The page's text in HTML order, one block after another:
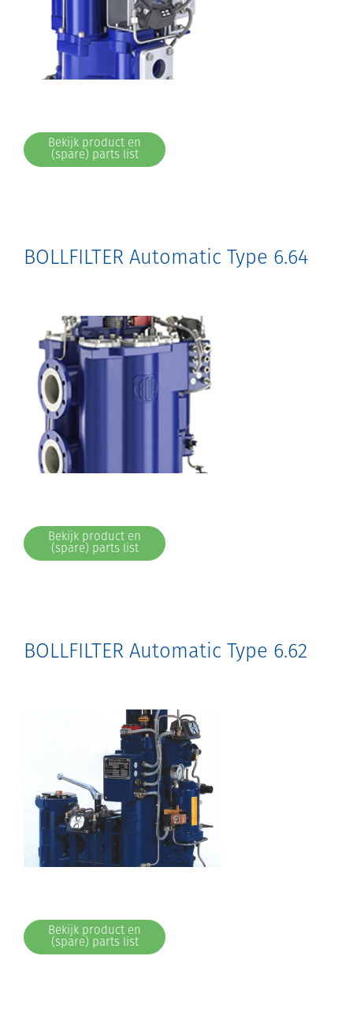
Bekijk product en
(spare) parts list
BOLLFILTER Automatic Type 6.64
Bekijk product en
(spare) parts list
BOLLFILTER Automatic Type 6.62
Bekijk product en
(spare) parts list